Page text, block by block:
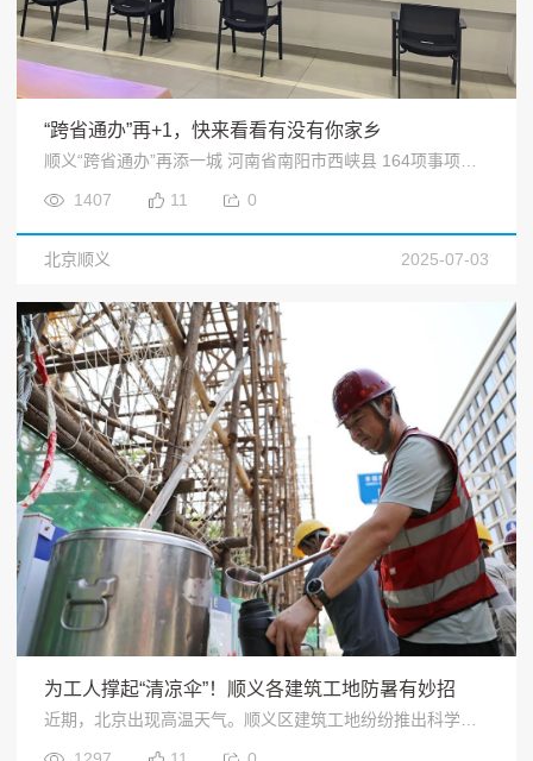
“跨省通办”再+1，快来看看有没有你家乡
顺义“跨省通办”再添一城 河南省南阳市西峡县 164项事项可在顺义办理<
1407 11 0
2025-07-03
北京顺义
为工人撑起“清凉伞”！顺义各建筑工地防暑有妙招